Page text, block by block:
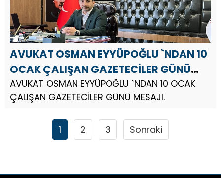
AVUKAT OSMAN EYYÜPOĞLU `NDAN 10
OCAK ÇALIŞAN GAZETECİLER GÜNÜ
MESAJI
AVUKAT OSMAN EYYÜPOĞLU `NDAN 10 OCAK
ÇALIŞAN GAZETECİLER GÜNÜ MESAJI.
1 2 3 Sonraki